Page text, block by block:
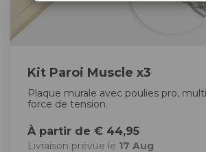
Kit Paroi Muscle x3
Plaque murale avec poulies pro,
force de tension.
À partir de € 44,95
Livraison prévue le 17 Aug